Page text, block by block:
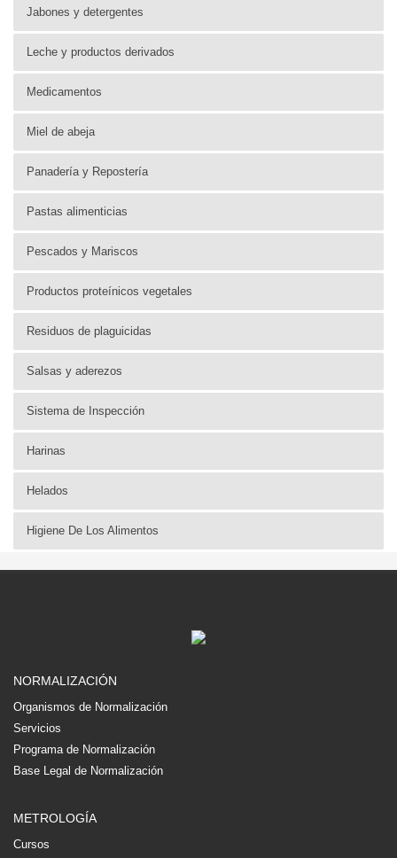
Jabones y detergentes
Leche y productos derivados
Medicamentos
Miel de abeja
Panadería y Repostería
Pastas alimenticias
Pescados y Mariscos
Productos proteínicos vegetales
Residuos de plaguicidas
Salsas y aderezos
Sistema de Inspección
Harinas
Helados
Higiene De Los Alimentos
NORMALIZACIÓN
Organismos de Normalización
Servicios
Programa de Normalización
Base Legal de Normalización
METROLOGÍA
Cursos